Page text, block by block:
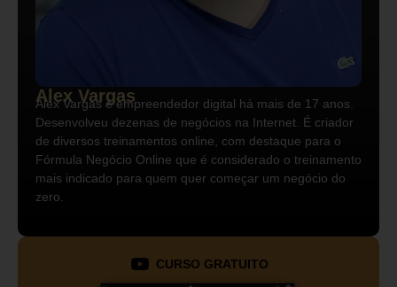
Alex Vargas
Alex Vargas é empreendedor digital há mais de 17 anos.
Desenvolveu dezenas de negócios na Internet. É criador
de diversos treinamentos online, com destaque para o
Fórmula Negócio Online que é considerado o treinamento
mais indicado para quem quer começar um negócio do
zero.
CURSO GRATUITO